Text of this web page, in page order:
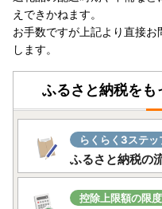
えできかねます。
お手数ですが上記より直接
します。
ふるさと納税をも
らくらく3ステッ
ふるさと納税の
控除上限額の限